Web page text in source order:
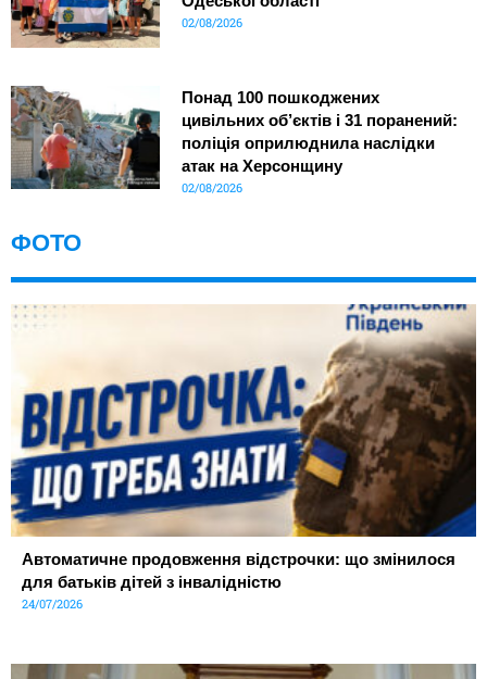
02/08/2026
Понад 100 пошкоджених
цивільних об’єктів і 31 поранений:
поліція оприлюднила наслідки
атак на Херсонщину
02/08/2026
ФОТО
Автоматичне продовження відстрочки: що змінилося
для батьків дітей з інвалідністю
24/07/2026